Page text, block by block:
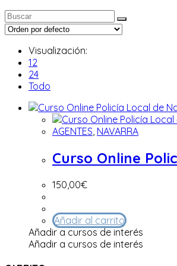
Visualización:
12
24
Todo
AGENTES, NAVARRA
Curso Online
150,00€
Añadir al carrito
Añadir a cursos de interés
Añadir a cursos de interés